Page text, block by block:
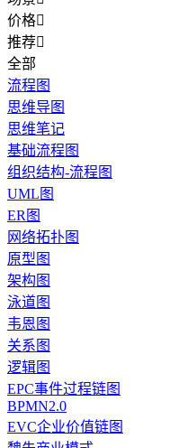
价格
推荐
全部
流程图
思维导图
思维笔记
基础流程图
组织结构-流程图
UML图
ER图
网络拓扑图
原型图
架构图
泳道图
韦恩图
关系图
逻辑图
EPC事件过程链图
BPMN2.0
EVC企业价值链图